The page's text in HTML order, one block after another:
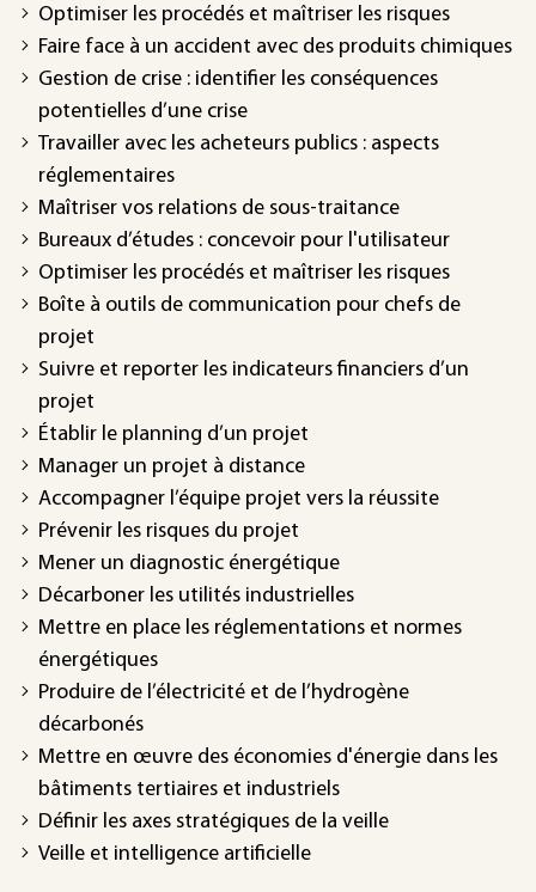
Optimiser les procédés et maîtriser les risques
Faire face à un accident avec des produits chimiques
Gestion de crise : identifier les conséquences
potentielles d’une crise
Travailler avec les acheteurs publics : aspects
réglementaires
Maîtriser vos relations de sous-traitance
Bureaux d’études : concevoir pour l'utilisateur
Optimiser les procédés et maîtriser les risques
Boîte à outils de communication pour chefs de
projet
Suivre et reporter les indicateurs financiers d’un
projet
Établir le planning d’un projet
Manager un projet à distance
Accompagner l’équipe projet vers la réussite
Prévenir les risques du projet
Mener un diagnostic énergétique
Décarboner les utilités industrielles
Mettre en place les réglementations et normes
énergétiques
Produire de l’électricité et de l’hydrogène
décarbonés
Mettre en œuvre des économies d'énergie dans les
bâtiments tertiaires et industriels
Définir les axes stratégiques de la veille
Veille et intelligence artificielle